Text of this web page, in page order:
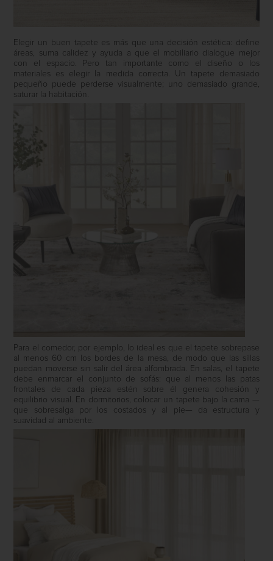
Elegir un buen tapete es más que una decisión estética: define
áreas, suma calidez y ayuda a que el mobiliario dialogue mejor
con el espacio. Pero tan importante como el diseño o los
materiales es elegir la medida correcta. Un tapete demasiado
pequeño puede perderse visualmente; uno demasiado grande,
saturar la habitación.
Para el comedor, por ejemplo, lo ideal es que el tapete sobrepase
al menos 60 cm los bordes de la mesa, de modo que las sillas
puedan moverse sin salir del área alfombrada. En salas, el tapete
debe enmarcar el conjunto de sofás: que al menos las patas
frontales de cada pieza estén sobre él genera cohesión y
equilibrio visual. En dormitorios, colocar un tapete bajo la cama —
que sobresalga por los costados y al pie— da estructura y
suavidad al ambiente.